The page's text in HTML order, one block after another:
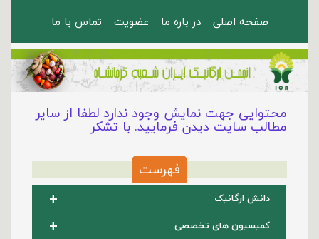
صفحه اصلی در باره ما عضویت تماس با ما
محتوایی جهت نمایش وجود ندارد لطفا از سایر
مطالب سایت دیدن فرمایید. با تشکر
فهرست
دانش ارگانیک +
کمیسیون های تخصصی +